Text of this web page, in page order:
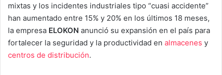
mixtas y los incidentes industriales tipo “cuasi accidente”
han aumentado entre 15% y 20% en los últimos 18 meses,
la empresa ELOKON anunció su expansión en el país para
fortalecer la seguridad y la productividad en almacenes y
centros de distribución.